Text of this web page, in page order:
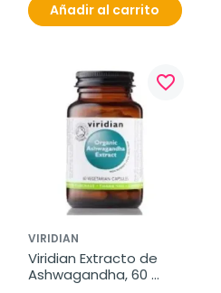
Añadir al carrito
favorite_border
VIRIDIAN
Viridian Extracto de
Ashwagandha, 60